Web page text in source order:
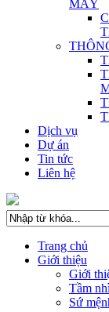
MÁY
Dịch vụ
Dự án
Tin tức
Liên hệ
Trang chủ
Giới thiệu
Giới
Tầm
Sứ